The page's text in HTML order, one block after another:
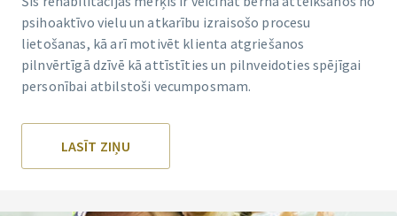
psihoaktīvo vielu un atkarību izraisošo procesu
lietošanas, kā arī motivēt klienta atgriešanos
pilnvērtīgā dzīvē kā attīstīties un pilnveidoties spējīgai
personībai atbilstoši vecumposmam.
LASĪT ZIŅU